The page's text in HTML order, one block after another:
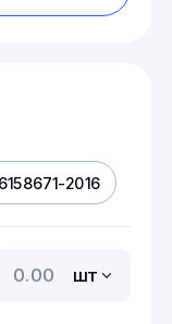
2016
шт